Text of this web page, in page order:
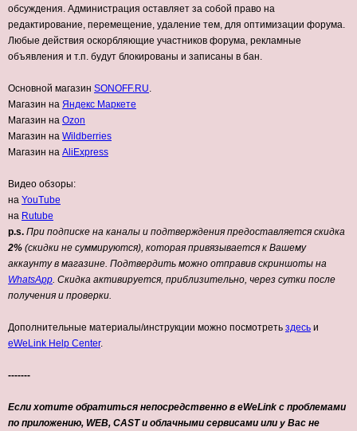
обсуждения. Администрация оставляет за собой право на
редактирование, перемещение, удаление тем, для оптимизации форума.
Любые действия оскорбляющие участников форума, рекламные
объявления и т.п. будут блокированы и записаны в бан.
Основной магазин SONOFF.RU.
Магазин на Яндекс Маркете
Магазин на Ozon
Магазин на Wildberries
Магазин на AliExpress
Видео обзоры:
на YouTube
на Rutube
p.s. При подписке на каналы и подтверждения предоставляется скидка
2% (скидки не суммируются), которая привязывается к Вашему
аккаунту в магазине. Подтвердить можно отправив скриншоты на
WhatsApp. Скидка активируется, приблизительно, через сутки после
получения и проверки.
Дополнительные материалы/инструкции можно посмотреть здесь и
eWeLink Help Center.
-------
Если хотите обратиться непосредственно в eWeLink с проблемами
по приложению, WEB, CAST и облачными сервисами или у Вас не